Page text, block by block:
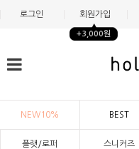
로그인 회원가입
+3,000원
NEW10% BEST
플랫/로퍼 스니커즈